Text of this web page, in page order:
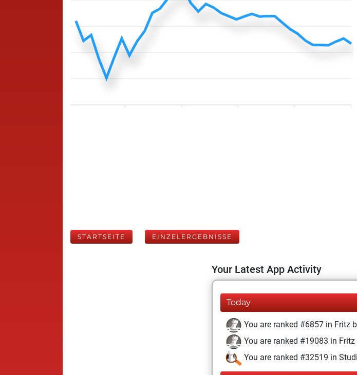
STARTSEITE EINZELERGEBNISSE
Your Latest App Activity
Today
You are ranked #6857 in Fritz
You are ranked #19083 in Fritz
You are ranked #32519 in